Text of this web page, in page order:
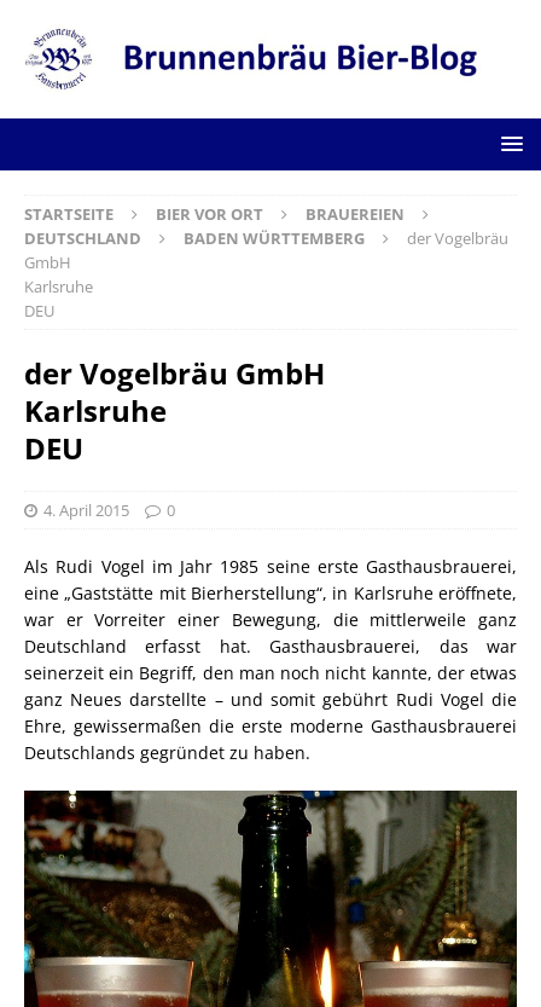
STARTSEITE BIER VOR ORT
BRAUEREIEN
DEUTSCHLAND
BADEN WÜRTTEMBERG
der Vogelbräu
GmbH
Karlsruhe
DEU
der Vogelbräu GmbH
Karlsruhe
DEU
4. April 2015 0
Als Rudi Vogel im Jahr 1985 seine erste Gasthausbrauerei,
eine „Gaststätte mit Bierherstellung“, in Karlsruhe eröffnete,
war er Vorreiter einer Bewegung, die mittlerweile ganz
Deutschland erfasst hat. Gasthausbrauerei, das war
seinerzeit ein Begriff, den man noch nicht kannte, der etwas
ganz Neues darstellte – und somit gebührt Rudi Vogel die
Ehre, gewissermaßen die erste moderne Gasthausbrauerei
Deutschlands gegründet zu haben.